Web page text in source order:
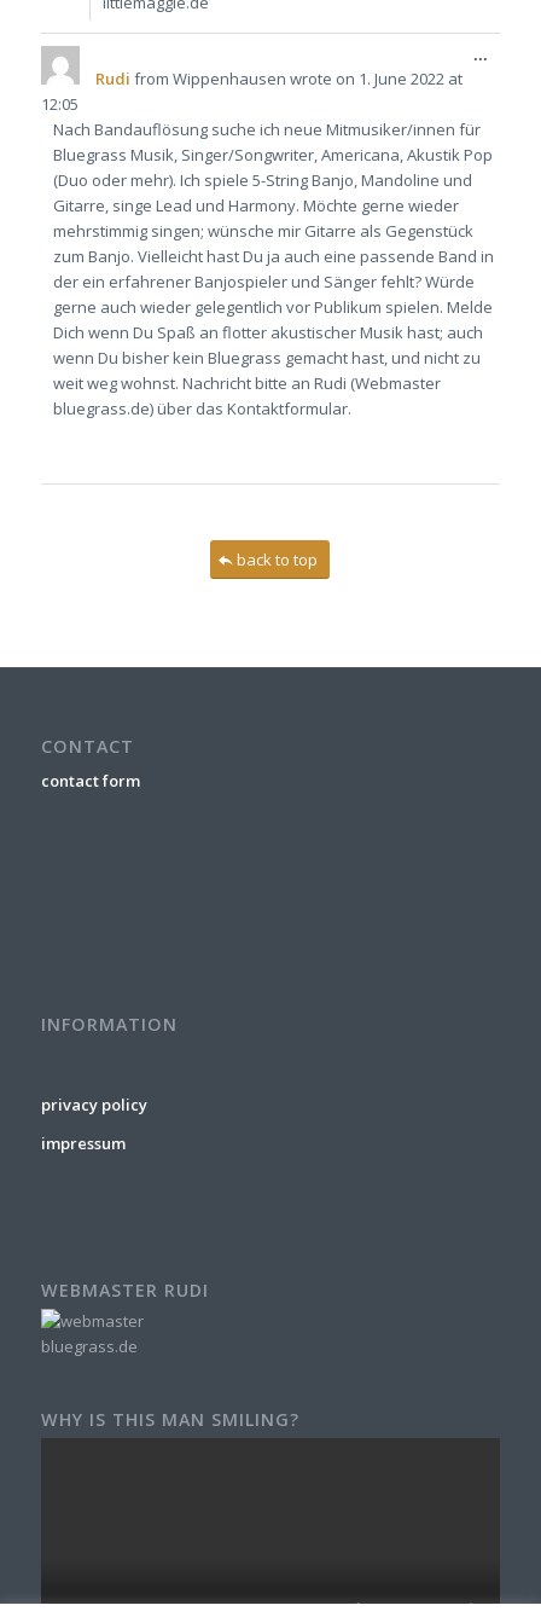
Rudi from Wippenhausen wrote on 1. June 2022 at
12:05
Nach Bandauflösung suche ich neue Mitmusiker/innen für
Bluegrass Musik, Singer/Songwriter, Americana, Akustik Pop
(Duo oder mehr). Ich spiele 5-String Banjo, Mandoline und
Gitarre, singe Lead und Harmony. Möchte gerne wieder
mehrstimmig singen; wünsche mir Gitarre als Gegenstück
zum Banjo. Vielleicht hast Du ja auch eine passende Band in
der ein erfahrener Banjospieler und Sänger fehlt? Würde
gerne auch wieder gelegentlich vor Publikum spielen. Melde
Dich wenn Du Spaß an flotter akustischer Musik hast; auch
wenn Du bisher kein Bluegrass gemacht hast, und nicht zu
weit weg wohnst. Nachricht bitte an Rudi (Webmaster
bluegrass.de) über das Kontaktformular.
...
back to top
CONTACT
contact form
INFORMATION
privacy policy
impressum
WEBMASTER RUDI
WHY IS THIS MAN SMILING?